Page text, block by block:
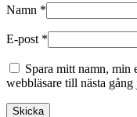
Namn *
E-post *
Spara mitt namn, min
webbläsare till nästa